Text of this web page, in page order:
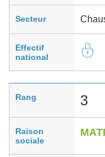
Secteur
Effectif
national
Rang 3
Raison
sociale